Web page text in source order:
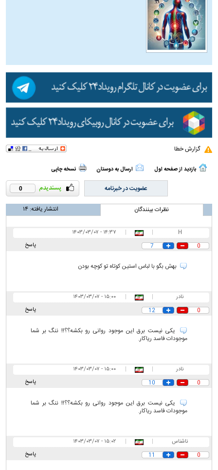
گزارش خطا
بازدید از صفحه اول ارسال به دوستان نسخه چاپی
0 عضویت در خبرنامه
نظرات بینندگان انتشار یافته: ۱۴
H
|
|
۱۴:۳۷ - ۱۴۰۳/۰۳/۰۷
پاسخ
0
7
بهش بگو با لباس استین کوتاه تو کوچه بودن
نادر |
|
۱۵:۰۰ - ۱۴۰۳/۰۳/۰۷
پاسخ
0
12
یکی نیست برق این موجود روانی رو بکشه؟؟!! ننگ بر شما
موجودات فاسد ریاکار.
نادر |
|
۱۵:۰۰ - ۱۴۰۳/۰۳/۰۷
پاسخ
0
10
یکی نیست برق این موجود روانی رو بکشه؟؟!! ننگ بر شما
موجودات فاسد ریاکار.
ناشناس |
|
۱۵:۰۲ - ۱۴۰۳/۰۳/۰۷
پاسخ
0
11